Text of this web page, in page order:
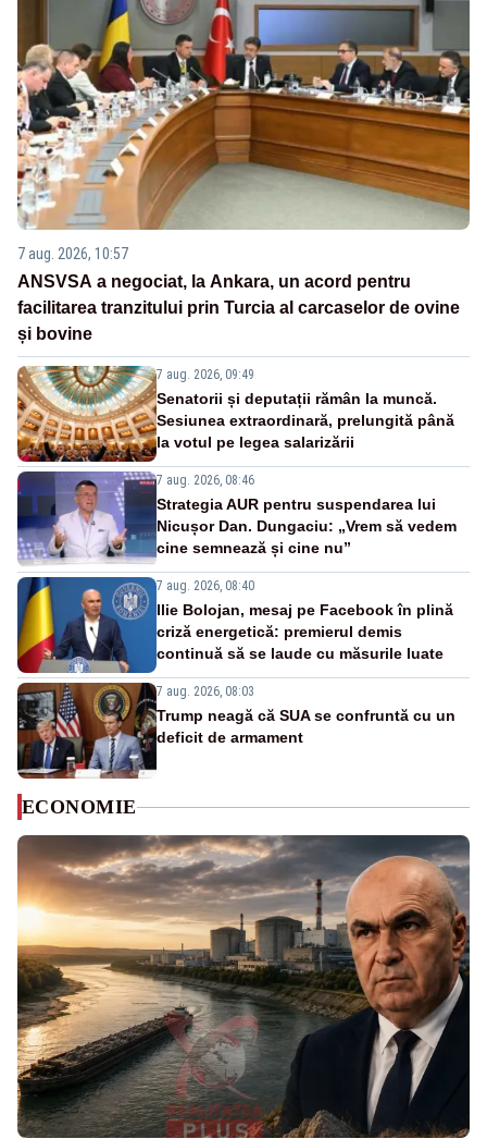
7 aug. 2026, 10:57
ANSVSA a negociat, la Ankara, un acord pentru
facilitarea tranzitului prin Turcia al carcaselor de ovine
și bovine
7 aug. 2026, 09:49
Senatorii și deputații rămân la muncă.
Sesiunea extraordinară, prelungită până
la votul pe legea salarizării
7 aug. 2026, 08:46
Strategia AUR pentru suspendarea lui
Nicușor Dan. Dungaciu: „Vrem să vedem
cine semnează și cine nu”
7 aug. 2026, 08:40
Ilie Bolojan, mesaj pe Facebook în plină
criză energetică: premierul demis
continuă să se laude cu măsurile luate
7 aug. 2026, 08:03
Trump neagă că SUA se confruntă cu un
deficit de armament
ECONOMIE